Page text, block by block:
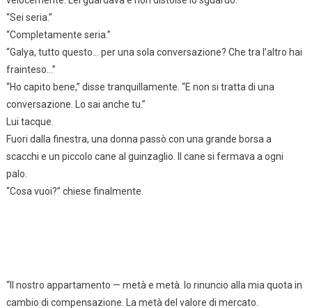
“Sei seria.”
“Completamente seria.”
“Galya, tutto questo… per una sola conversazione? Che tra l’altro hai
frainteso…”
“Ho capito bene,” disse tranquillamente. “E non si tratta di una
conversazione. Lo sai anche tu.”
Lui tacque.
Fuori dalla finestra, una donna passò con una grande borsa a
scacchi e un piccolo cane al guinzaglio. Il cane si fermava a ogni
palo.
“Cosa vuoi?” chiese finalmente.
“Il nostro appartamento — metà e metà. Io rinuncio alla mia quota in
cambio di compensazione. La metà del valore di mercato.